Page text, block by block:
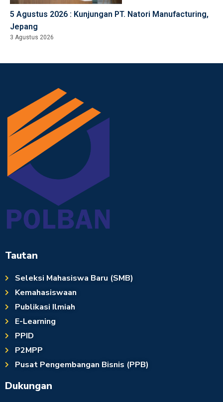
5 Agustus 2026 : Kunjungan PT. Natori Manufacturing,
Jepang
3 Agustus 2026
Tautan
Seleksi Mahasiswa Baru (SMB)
Kemahasiswaan
Publikasi Ilmiah
E-Learning
PPID
P2MPP
Pusat Pengembangan Bisnis (PPB)
Dukungan